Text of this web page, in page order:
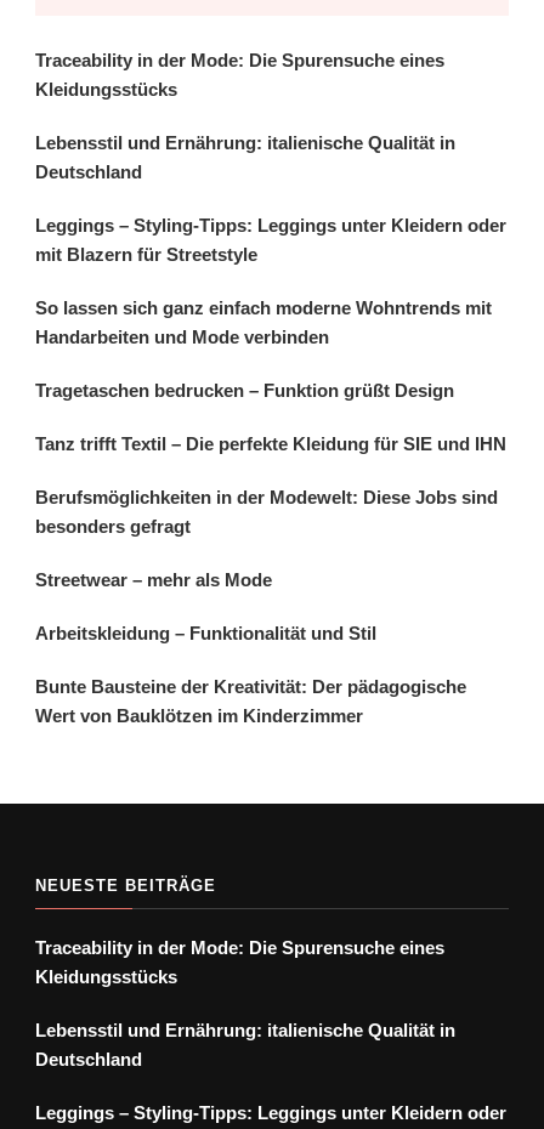
Traceability in der Mode: Die Spurensuche eines
Kleidungsstücks
Lebensstil und Ernährung: italienische Qualität in
Deutschland
Leggings – Styling-Tipps: Leggings unter Kleidern oder
mit Blazern für Streetstyle
So lassen sich ganz einfach moderne Wohntrends mit
Handarbeiten und Mode verbinden
Tragetaschen bedrucken – Funktion grüßt Design
Tanz trifft Textil – Die perfekte Kleidung für SIE und IHN
Berufsmöglichkeiten in der Modewelt: Diese Jobs sind
besonders gefragt
Streetwear – mehr als Mode
Arbeitskleidung – Funktionalität und Stil
Bunte Bausteine der Kreativität: Der pädagogische
Wert von Bauklötzen im Kinderzimmer
NEUESTE BEITRÄGE
Traceability in der Mode: Die Spurensuche eines
Kleidungsstücks
Lebensstil und Ernährung: italienische Qualität in
Deutschland
Leggings – Styling-Tipps: Leggings unter Kleidern oder